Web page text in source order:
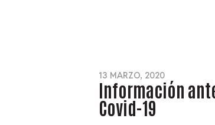
13 MARZO, 2020
Información
Covid-19